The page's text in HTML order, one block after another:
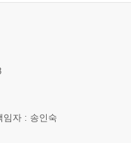
자 : 송인숙